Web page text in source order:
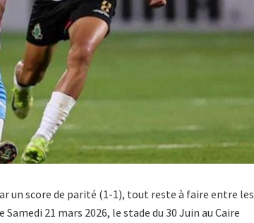
un score de parité (1-1), tout reste à faire entre les
Samedi 21 mars 2026, le stade du 30 Juin au Caire